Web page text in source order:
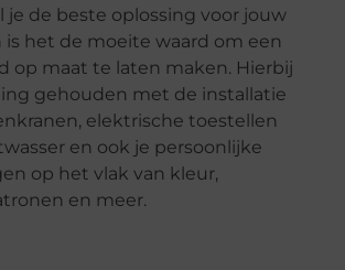
je de beste oplossing voor jouw
is het de moeite waard om een
op maat te laten maken. Hierbij
gehouden met de installatie
elektrische toestellen
en ook je persoonlijke
op het vlak van kleur,
en meer.